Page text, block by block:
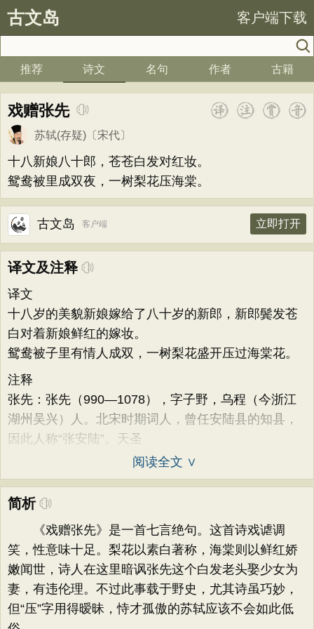
古文岛 客户端下载
推荐 诗文 名句 作者 古籍
戏赠张先
苏轼(存疑) 〔宋代〕
十八新娘八十郎，苍苍白发对红妆。
鸳鸯被里成双夜，一树梨花压海棠。
古文岛 客户端 立即打开
译文及注释
译文
十八岁的美貌新娘嫁给了八十岁的新郎，新郎鬓发苍
白对着新娘鲜红的嫁妆。
鸳鸯被子里有情人成双，一树梨花盛开压过海棠花。
注释
张先：张先（990—1078），字子野，乌程（今浙江
湖州吴兴）人。北宋时期词人，曾任安陆县的知县，
因此人称“张安陆”。天圣
阅读全文 ∨
简析
《戏赠张先》是一首七言绝句。这首诗戏谑调
笑，性意味十足。梨花以素白著称，海棠则以鲜红娇
嫩闻世，诗人在这里暗讽张先这个白发老头娶少女为
妻，有违伦理。不过此事载于野史，尤其诗虽巧妙，
但“压”字用得暧昧，恃才孤傲的苏轼应该不会如此低